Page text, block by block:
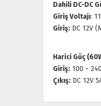
Dahili DC-DC
Giriş Voltajı:
Giriş: DC 12V
Harici Güç
Giriş: 100 ~
Çıkış: DC 12V